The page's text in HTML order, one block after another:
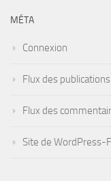
MÉTA
Connexion
Flux des publications
Flux des
Site de WordPress-